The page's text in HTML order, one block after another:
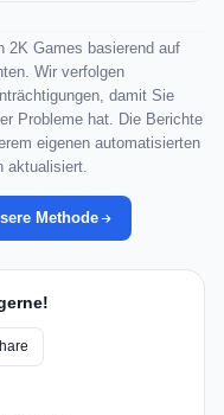
2K Games basierend auf
Wir verfolgen
damit Sie
Probleme hat. Die Berichte
eigenen automatisierten
aktualisiert.
Methode